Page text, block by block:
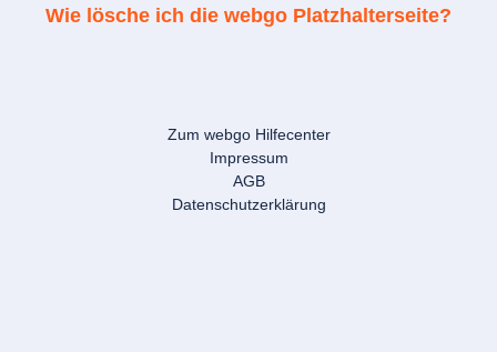
Wie lösche ich die webgo Platzhalterseite?
Zum webgo Hilfecenter
Impressum
AGB
Datenschutzerklärung